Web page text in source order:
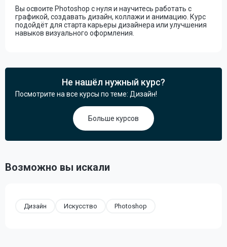
Вы освоите Photoshop с нуля и научитесь работать с
графикой, создавать дизайн, коллажи и анимацию. Курс
подойдёт для старта карьеры дизайнера или улучшения
навыков визуального оформления.
Не нашёл нужный курс?
Посмотрите на все курсы по теме: Дизайн!
Больше курсов
Возможно вы искали
Дизайн Искусство Photoshop